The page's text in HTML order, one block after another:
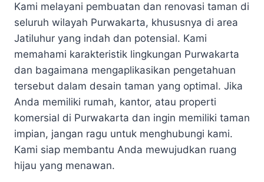
Kami melayani pembuatan dan renovasi taman di
seluruh wilayah Purwakarta, khususnya di area
Jatiluhur yang indah dan potensial. Kami
memahami karakteristik lingkungan Purwakarta
dan bagaimana mengaplikasikan pengetahuan
tersebut dalam desain taman yang optimal. Jika
Anda memiliki rumah, kantor, atau properti
komersial di Purwakarta dan ingin memiliki taman
impian, jangan ragu untuk menghubungi kami.
Kami siap membantu Anda mewujudkan ruang
hijau yang menawan.